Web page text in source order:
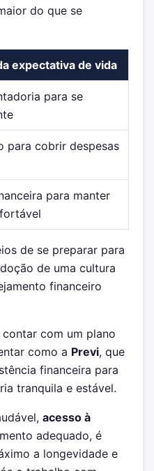
do que se
expectativa de vida
para se
para cobrir despesas
para manter
de se preparar para
de uma cultura
financeiro
com um plano
como a Previ, que
financeira para
tranquila e estável.
acesso à
adequado, é
a longevidade e